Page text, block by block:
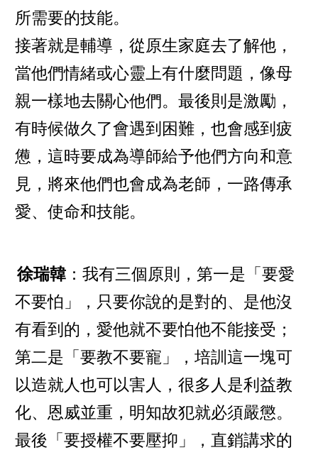
所需要的技能。
接著就是輔導，從原生家庭去了解他，
當他們情緒或心靈上有什麼問題，像母
親一樣地去關心他們。最後則是激勵，
有時候做久了會遇到困難，也會感到疲
憊，這時要成為導師給予他們方向和意
見，將來他們也會成為老師，一路傳承
愛、使命和技能。
徐瑞韓 ：我有三個原則，第一是「要愛
不要怕」，只要你說的是對的、是他沒
有看到的，愛他就不要怕他不能接受；
第二是「要教不要寵」，培訓這一塊可
以造就人也可以害人，很多人是利益教
化、恩威並重，明知故犯就必須嚴懲。
最後「要授權不要壓抑」，直銷講求的